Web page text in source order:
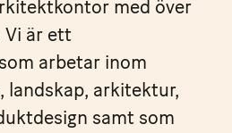
med över
är ett
arbetar inom
landskap, arkitektur,
samt som